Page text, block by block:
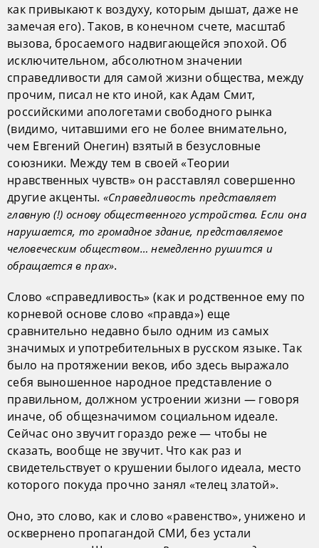
как привыкают к воздуху, которым дышат, даже не
замечая его). Таков, в конечном счете, масштаб
вызова, бросаемого надвигающейся эпохой. Об
исключительном, абсолютном значении
справедливости для самой жизни общества, между
прочим, писал не кто иной, как Адам Смит,
российскими апологетами свободного рынка
(видимо, читавшими его не более внимательно,
чем Евгений Онегин) взятый в безусловные
союзники. Между тем в своей «Теории
нравственных чувств» он расставлял совершенно
другие акценты. «Справедливость представляет
главную (!) основу общественного устройства. Если она
нарушается, то громадное здание, представляемое
человеческим обществом… немедленно рушится и
обращается в прах».
Слово «справедливость» (как и родственное ему по
корневой основе слово «правда») еще
сравнительно недавно было одним из самых
значимых и употребительных в русском языке. Так
было на протяжении веков, ибо здесь выражало
себя выношенное народное представление о
правильном, должном устроении жизни — говоря
иначе, об общезначимом социальном идеале.
Сейчас оно звучит гораздо реже — чтобы не
сказать, вообще не звучит. Что как раз и
свидетельствует о крушении былого идеала, место
которого покуда прочно занял «телец златой».
Оно, это слово, как и слово «равенство», унижено и
осквернено пропагандой СМИ, без устали